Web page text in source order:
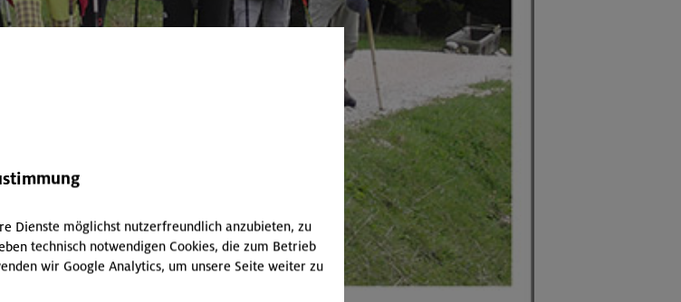
Dienste möglichst nutzerfreundlich anzubieten, zu
technisch notwendigen Cookies, die zum Betrieb
wir Google Analytics, um unsere Seite weiter zu